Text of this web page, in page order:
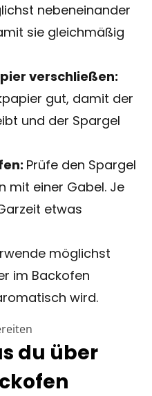
nebeneinander
sie gleichmäßig
verschließen:
gut, damit der
und der Spargel
Prüfe den Spargel
mit einer Gabel. Je
etwas
möglichst
im Backofen
wird.
du über